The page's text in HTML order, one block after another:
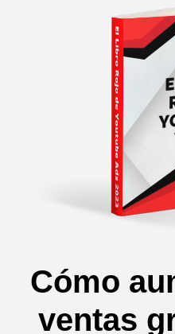
Cómo
ventas